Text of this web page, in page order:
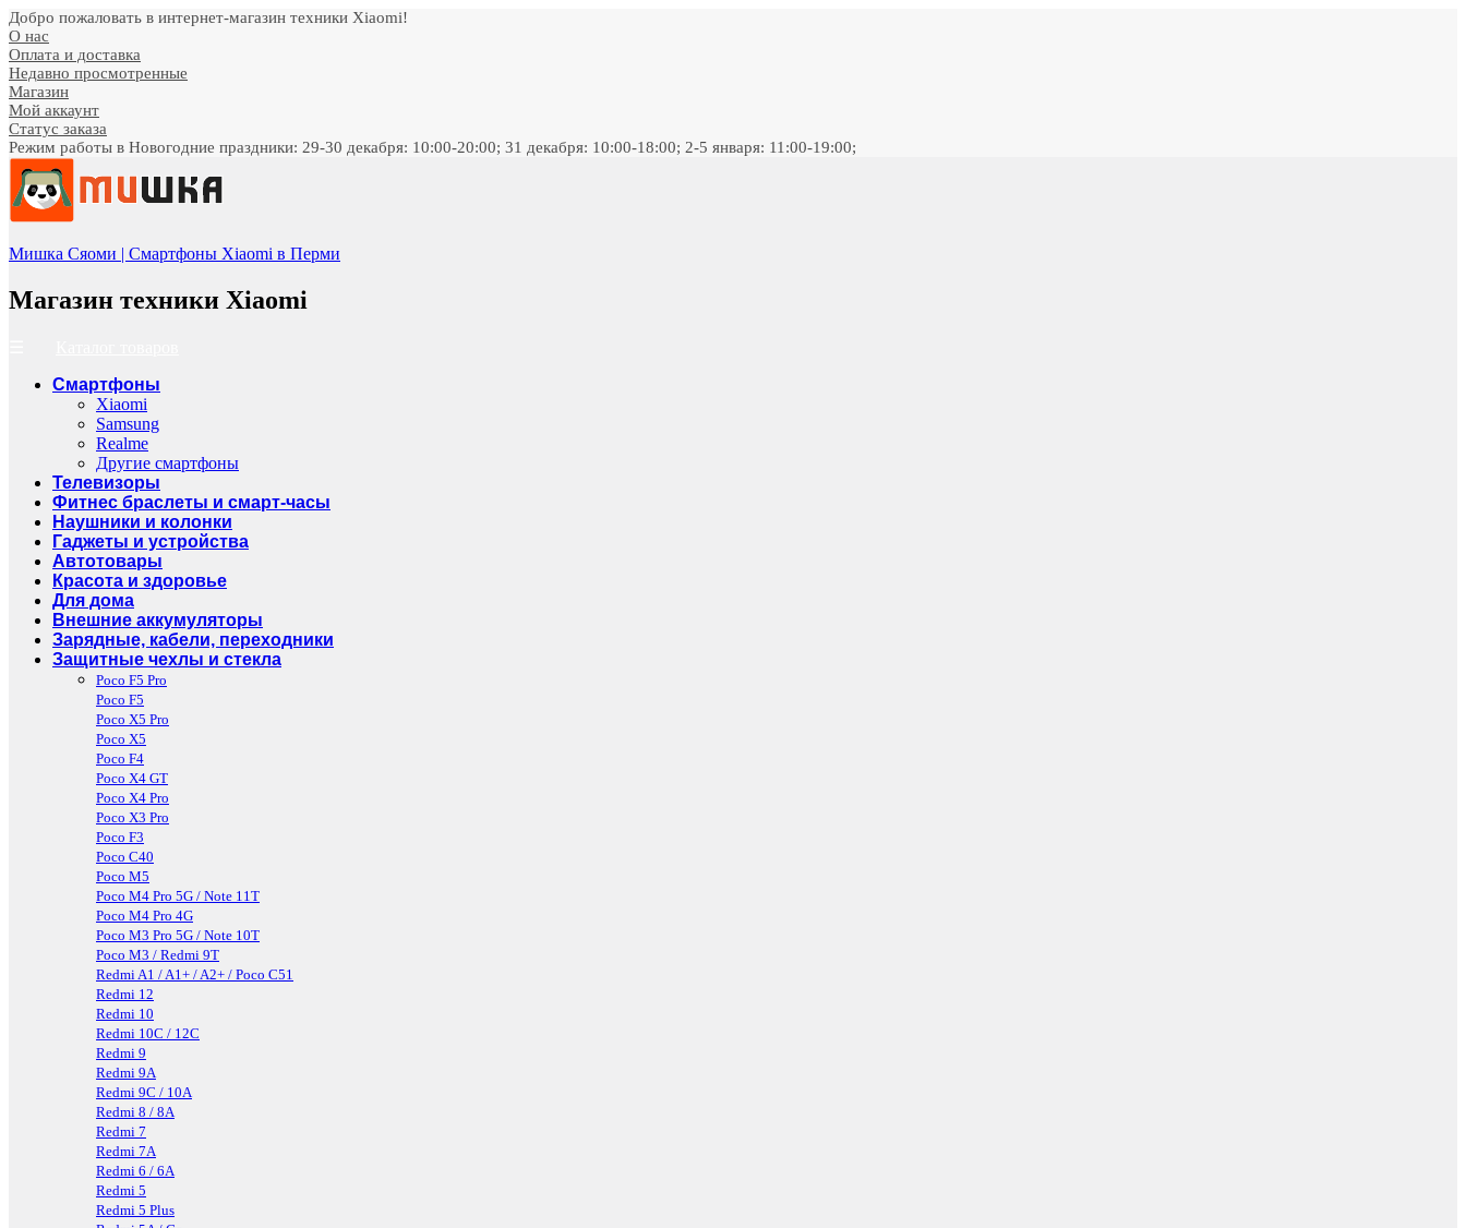
Добро пожаловать в интернет-магазин техники Xiaomi!
О нас
Оплата и доставка
Недавно просмотренные
Магазин
Мой аккаунт
Статус заказа
Режим работы в Новогодние праздники: 29-30 декабря: 10:00-20:00; 31 декабря: 10:00-18:00; 2-5 января: 11:00-19:00;
Мишка Сяоми | Смартфоны Xiaomi в Перми
Магазин техники Xiaomi
Смартфоны
Xiaomi
Samsung
Realme
Другие смартфоны
Телевизоры
Фитнес браслеты и смарт-часы
Наушники и колонки
Гаджеты и устройства
Автотовары
Красота и здоровье
Для дома
Внешние аккумуляторы
Зарядные, кабели, переходники
Защитные чехлы и стекла
Poco F5 Pro
Poco F5
Poco X5 Pro
Poco X5
Poco F4
Poco X4 GT
Poco X4 Pro
Poco X3 Pro
Poco F3
Poco C40
Poco M5
Poco M4 Pro 5G / Note 11T
Poco M4 Pro 4G
Poco M3 Pro 5G / Note 10T
Poco M3 / Redmi 9T
Redmi A1 / A1+ / A2+ / Poco C51
Redmi 12
Redmi 10
Redmi 10C / 12C
Redmi 9
Redmi 9A
Redmi 9C / 10A
Redmi 8 / 8A
Redmi 7
Redmi 7A
Redmi 6 / 6A
Redmi 5
Redmi 5 Plus